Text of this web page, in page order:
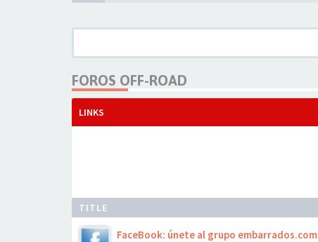
FOROS OFF-ROAD
LINKS
TITLE
FaceBook: únete al grupo embarrados.com